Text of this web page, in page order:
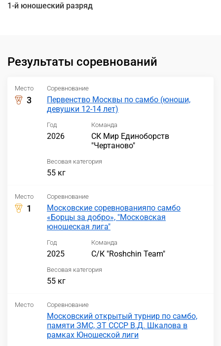
1-й юношеский разряд
Результаты соревнований
Место
3
Соревнование
Первенство Москвы по самбо (юноши,
девушки 12-14 лет)
Год
2026
Команда
СК Мир Единоборств
"Чертаново"
Весовая категория
55 кг
Место
1
Соревнование
Московские соревнованияпо самбо
«Борцы за добро», "Московская
юношеская лига"
Год
2025
Команда
С/К "Roshchin Team"
Весовая категория
55 кг
Место Соревнование
Московский открытый турнир по самбо,
памяти ЗМС, ЗТ СССР В.Д. Шкалова в
рамках Юношеской лиги